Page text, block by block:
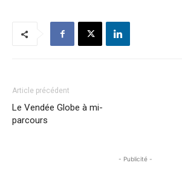
Article précédent
Le Vendée Globe à mi-
parcours
- Publicité -